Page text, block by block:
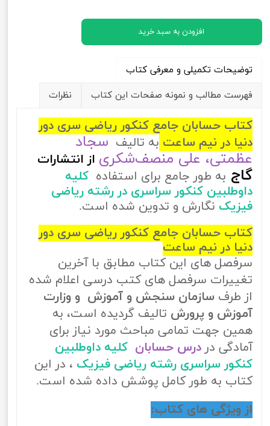
افزودن به سبد خرید
توضیحات تکمیلی و معرفی کتاب
فهرست مطالب و نمونه صفحات این کتاب
نظرات
کتاب حسابان جامع کنکور ریاضی سری دور
دنیا در نیم ساعت به تالیف سجاد
عظمتی، علی منصف‌شکری از انتشارات
گاج به طور جامع برای استفاده کلیه
داوطلبین کنکور سراسری در رشته ریاضی
فیزیک نگارش و تدوین شده است.
کتاب حسابان جامع کنکور ریاضی سری دور
دنیا در نیم ساعت
سرفصل های این کتاب مطابق با آخرین
تغییرات سرفصل های کتب درسی اعلام شده
از طرف سازمان سنجش و آموزش و وزارت
آموزش و پرورش تالیف گردیده است، به
همین جهت تمامی مباحث مورد نیاز برای
آمادگی در درس حسابان کلیه داوطلبین
کنکور سراسری رشته ریاضی فیزیک ، در این
کتاب به طور کامل پوشش داده شده است.
از ویژگی های کتاب: